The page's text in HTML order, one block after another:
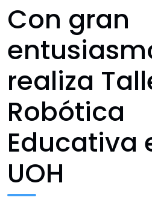
Con gran
realiza
Robótica
Educativa
UOH